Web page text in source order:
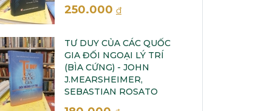
250.000 đ
TƯ DUY CỦA CÁC QUỐC
GIA ĐỐI NGOẠI LÝ TRÍ
(BÌA CỨNG) - JOHN
J.MEARSHEIMER,
SEBASTIAN ROSATO